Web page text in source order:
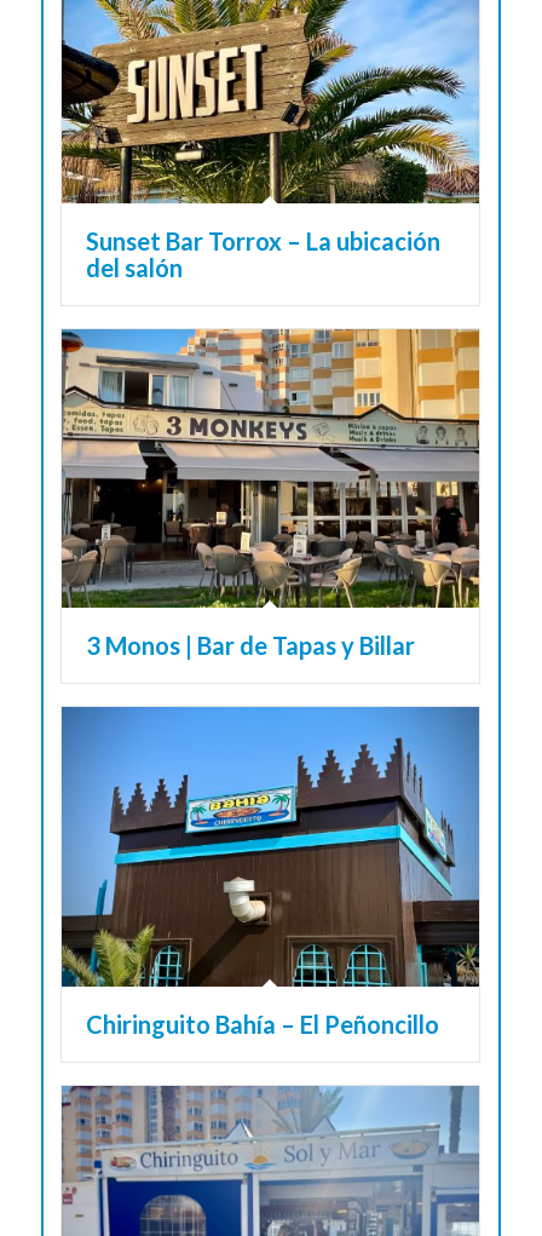
Sunset Bar Torrox – La ubicación
del salón
3 Monos | Bar de Tapas y Billar
Chiringuito Bahía – El Peñoncillo